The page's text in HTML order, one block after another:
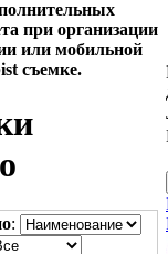
при организации
или мобильной
съемке.
: